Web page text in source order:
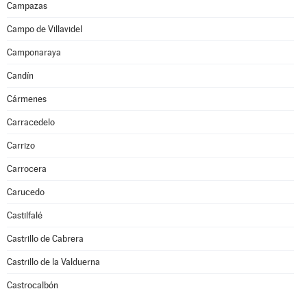
Campazas
Campo de Villavidel
Camponaraya
Candín
Cármenes
Carracedelo
Carrizo
Carrocera
Carucedo
Castilfalé
Castrillo de Cabrera
Castrillo de la Valduerna
Castrocalbón